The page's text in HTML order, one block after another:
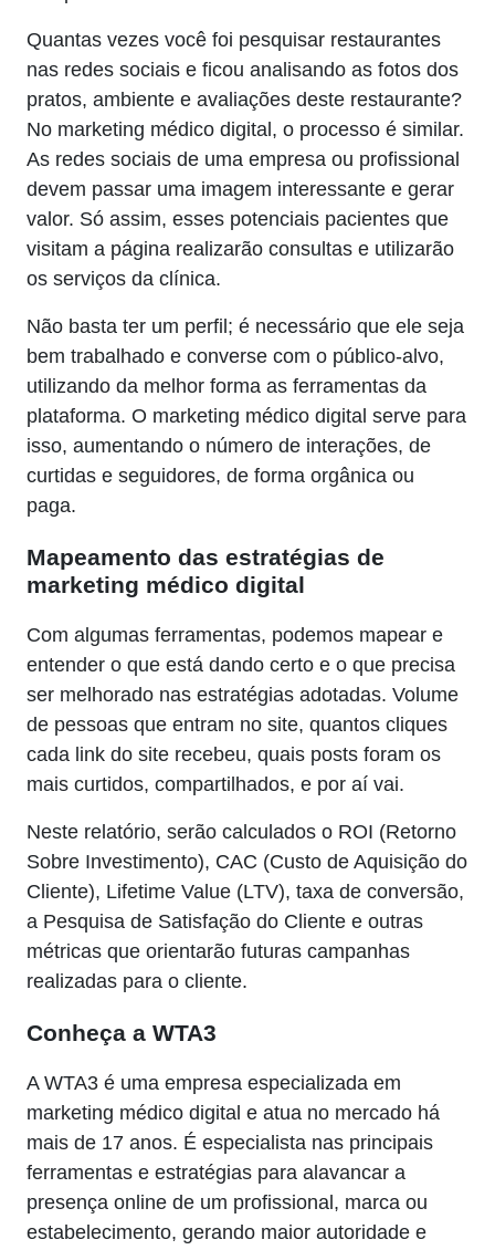
Quantas vezes você foi pesquisar restaurantes
nas redes sociais e ficou analisando as fotos dos
pratos, ambiente e avaliações deste restaurante?
No marketing médico digital, o processo é similar.
As redes sociais de uma empresa ou profissional
devem passar uma imagem interessante e gerar
valor. Só assim, esses potenciais pacientes que
visitam a página realizarão consultas e utilizarão
os serviços da clínica.
Não basta ter um perfil; é necessário que ele seja
bem trabalhado e converse com o público-alvo,
utilizando da melhor forma as ferramentas da
plataforma. O marketing médico digital serve para
isso, aumentando o número de interações, de
curtidas e seguidores, de forma orgânica ou
paga.
Mapeamento das estratégias de
marketing médico digital
Com algumas ferramentas, podemos mapear e
entender o que está dando certo e o que precisa
ser melhorado nas estratégias adotadas. Volume
de pessoas que entram no site, quantos cliques
cada link do site recebeu, quais posts foram os
mais curtidos, compartilhados, e por aí vai.
Neste relatório, serão calculados o ROI (Retorno
Sobre Investimento), CAC (Custo de Aquisição do
Cliente), Lifetime Value (LTV), taxa de conversão,
a Pesquisa de Satisfação do Cliente e outras
métricas que orientarão futuras campanhas
realizadas para o cliente.
Conheça a WTA3
A WTA3 é uma empresa especializada em
marketing médico digital e atua no mercado há
mais de 17 anos. É especialista nas principais
ferramentas e estratégias para alavancar a
presença online de um profissional, marca ou
estabelecimento, gerando maior autoridade e